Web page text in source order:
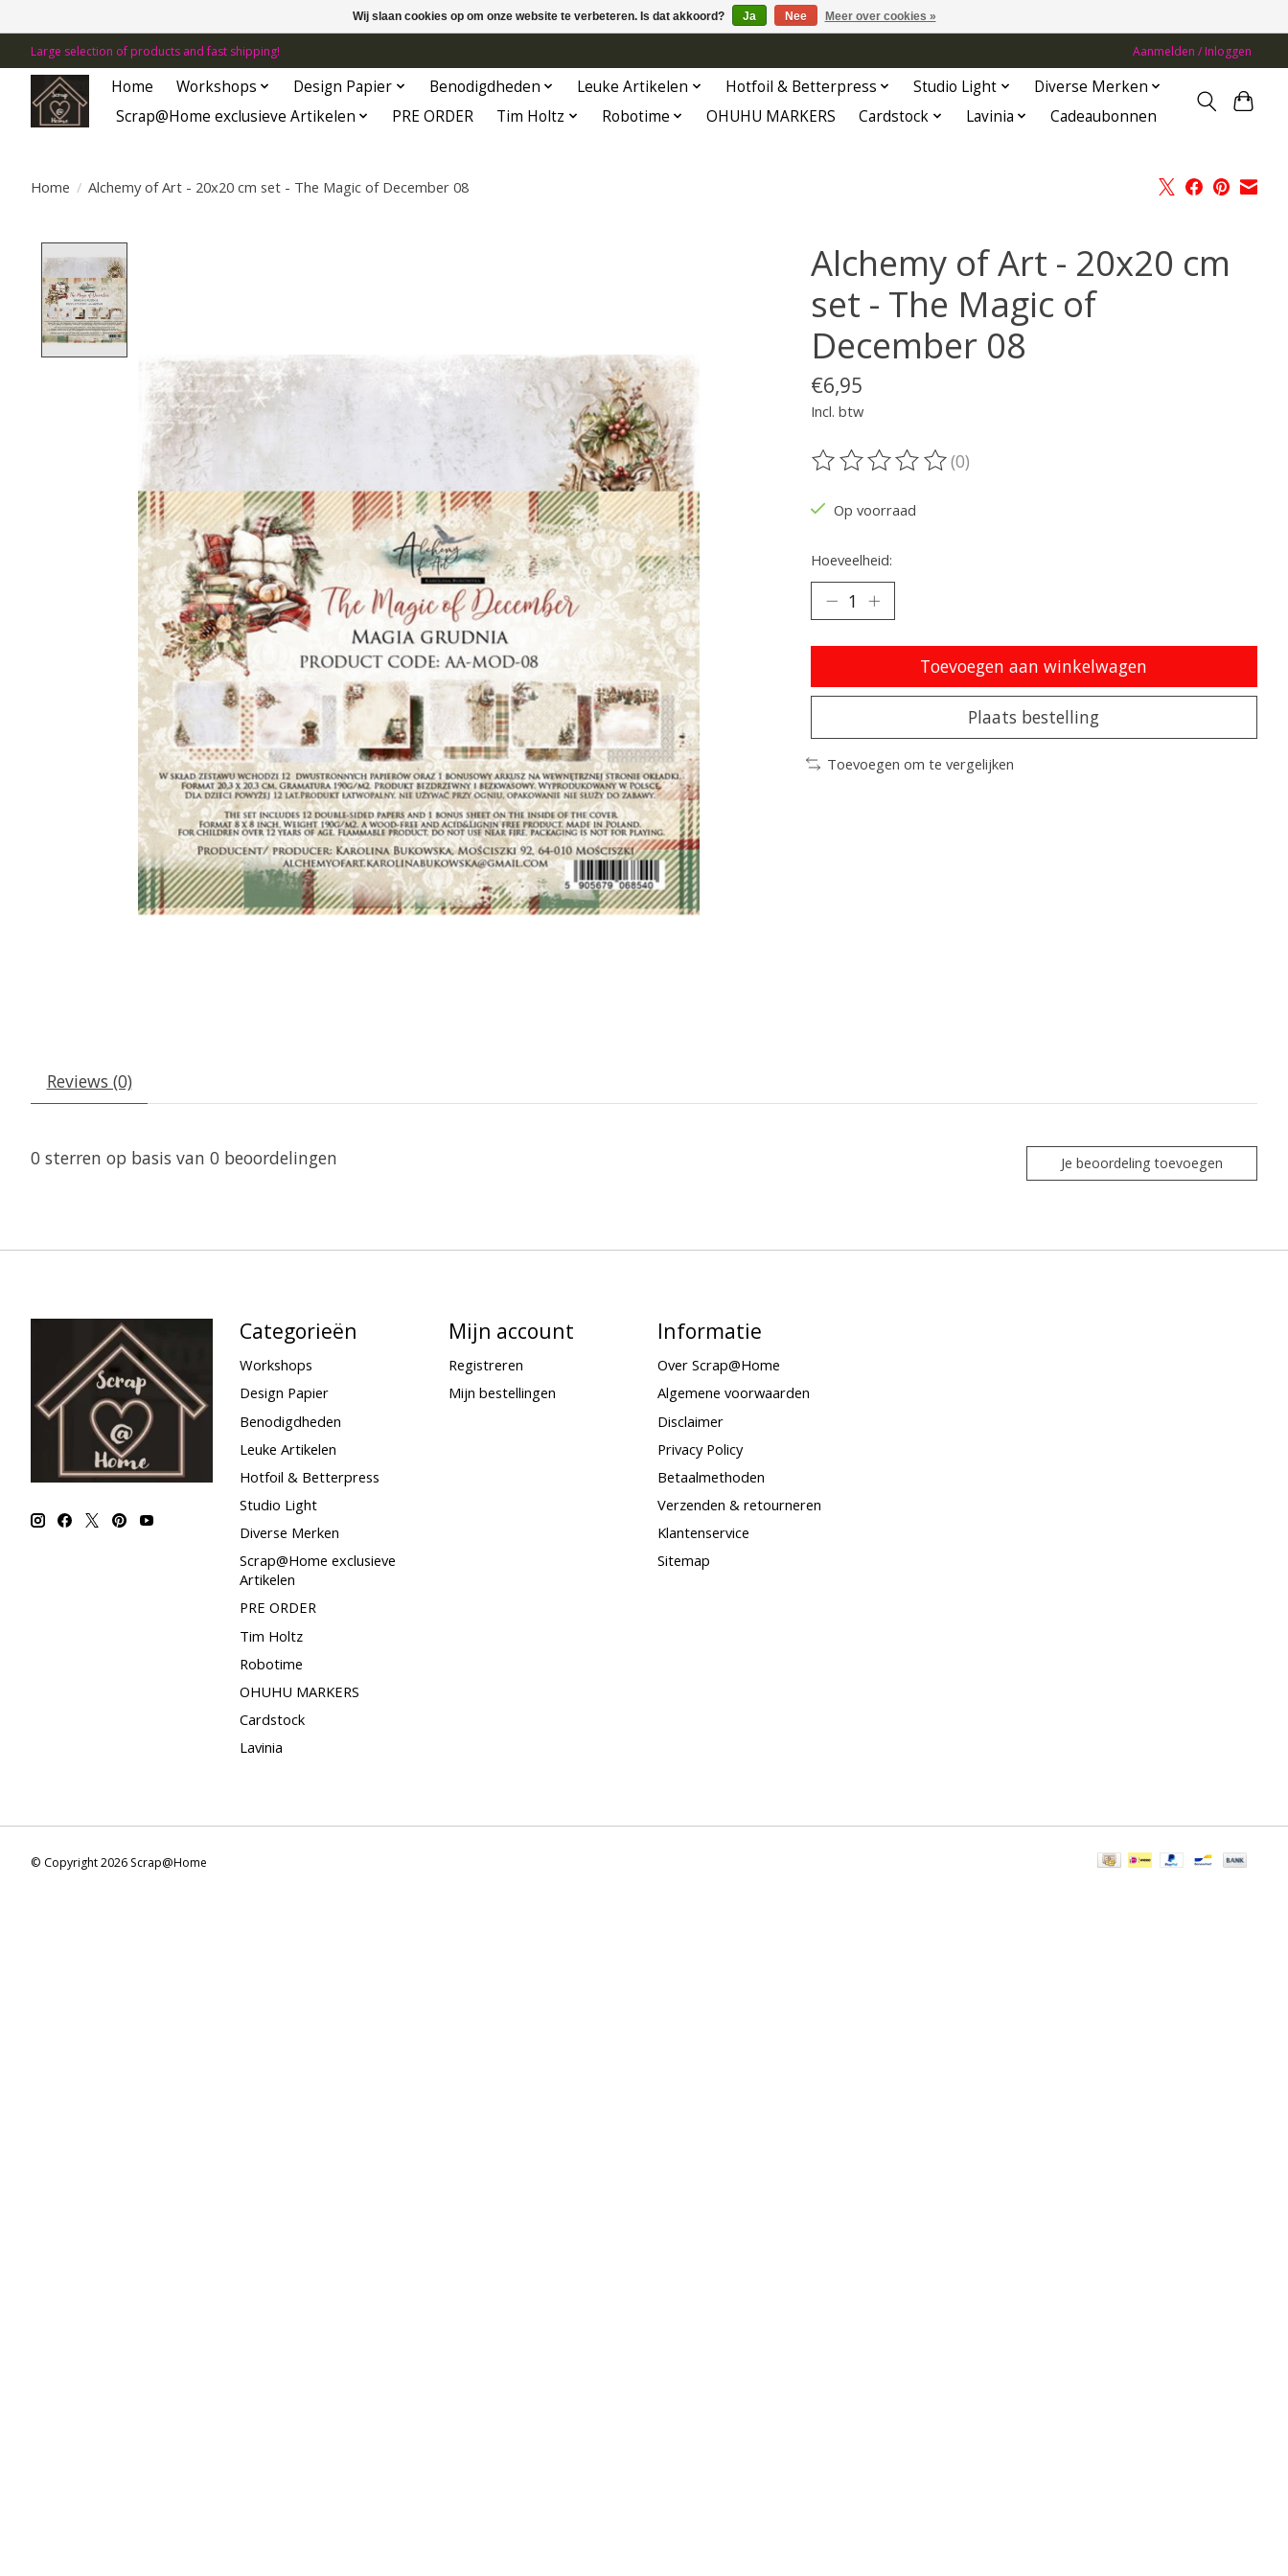
Large selection of products and fast shipping! Aanmelden / Inloggen
Home Workshops Design Papier Benodigdheden Leuke Artikelen Hotfoil & Betterpress Studio Light
Diverse Merken
Scrap@Home exclusieve Artikelen
PRE ORDER Tim Holtz Robotime OHUHU MARKERS Cardstock Lavinia Cadeaubonnen
Home / Alchemy of Art - 20x20 cm set - The Magic of December 08
Alchemy of Art - 20x20 cm
set - The Magic of
December 08
€6,95
Incl. btw
De beoordeling van dit product is
(0)
Op voorraad
Hoeveelheid:
Toevoegen aan winkelwagen
Plaats bestelling
Toevoegen om te vergelijken
Reviews (0)
0 sterren op basis van 0 beoordelingen Je beoordeling toevoegen
Categorieën
Workshops
Design Papier
Benodigdheden
Leuke Artikelen
Hotfoil & Betterpress
Studio Light
Diverse Merken
Scrap@Home exclusieve
Artikelen
PRE ORDER
Tim Holtz
Robotime
OHUHU MARKERS
Cardstock
Lavinia
Mijn account
Registreren
Mijn bestellingen
Informatie
Over Scrap@Home
Algemene voorwaarden
Disclaimer
Privacy Policy
Betaalmethoden
Verzenden & retourneren
Klantenservice
Sitemap
© Copyright 2026 Scrap@Home
Wij slaan cookies op om onze website te verbeteren. Is dat akkoord? Ja Nee Meer over cookies »